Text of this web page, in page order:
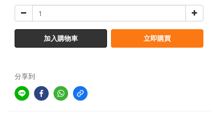
加入購物車 立即購買
分享到